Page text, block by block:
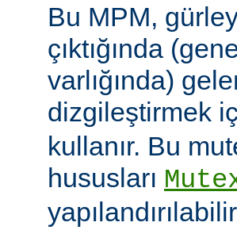
Bu MPM,
çıktığında
varlığında)
dizgileştirmek
kullanır. Bu
hususları